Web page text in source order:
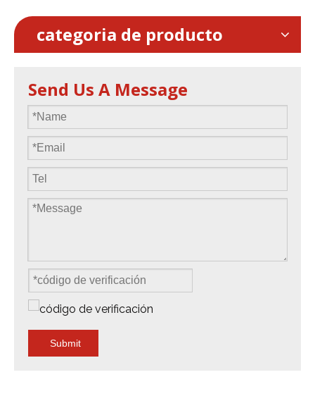
categoria de producto
Send Us A Message
Submit